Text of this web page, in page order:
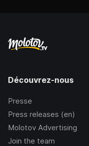
Découvrez-nous
Presse
Press releases (en)
Molotov Advertising
Join the team